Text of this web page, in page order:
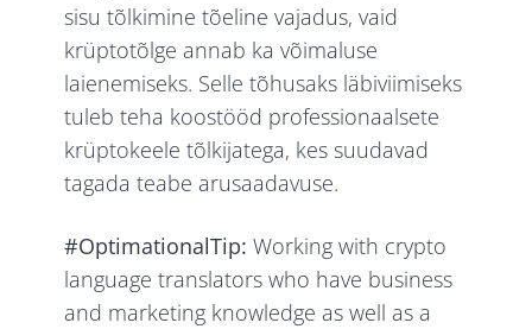
sisu tõlkimine tõeline vajadus, vaid
krüptotõlge annab ka võimaluse
laienemiseks. Selle tõhusaks läbiviimiseks
tuleb teha koostööd professionaalsete
krüptokeele tõlkijatega, kes suudavad
tagada teabe arusaadavuse.
#OptimationalTip:Working with crypto
language translators who have business
and marketing knowledge as well as a